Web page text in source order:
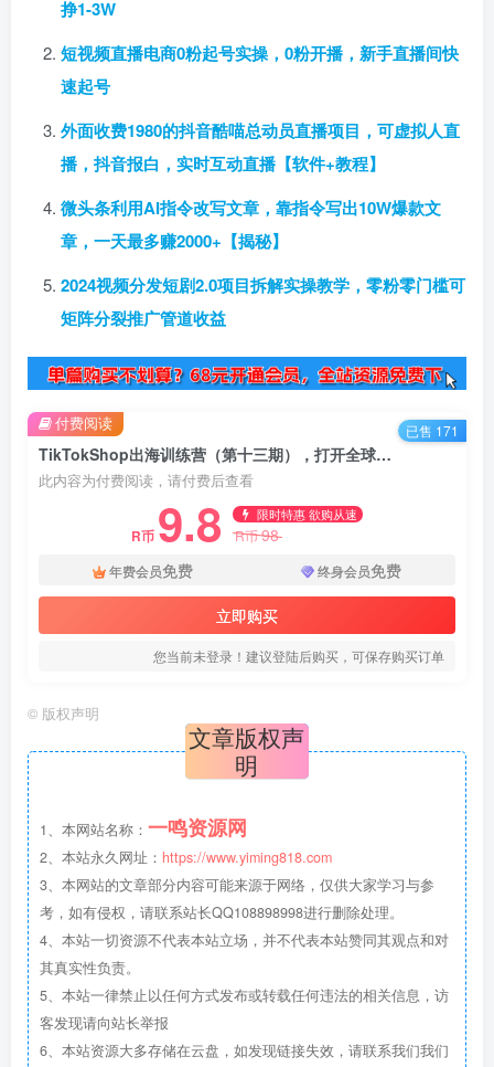
挣1-3W
短视频直播电商0粉起号实操，0粉开播，新手直播间快
速起号
外面收费1980的抖音酷喵总动员直播项目，可虚拟人直
播，抖音报白，实时互动直播【软件+教程】
微头条利用AI指令改写文章，靠指令写出10W爆款文
章，一天最多赚2000+【揭秘】
2024视频分发短剧2.0项目拆解实操教学，零粉零门槛可
矩阵分裂推广管道收益
TikTokShop出海训练营（第十三期），打开全球流量新思维，出海抢占全球新流量，一店卖全球
此内容为付费阅读，请付费后查看
R币 9.8 限时特惠 欲购从速
R币98
年费会员免费 终身会员免费
立即购买
您当前未登录！建议登陆后购买，可保存购买订单
付费阅读 已售 171
© 版权声明
文章版权声
明
1、本网站名称： 一鸣资源网
2、本站永久网址： https://www.yiming818.com
3、本网站的文章部分内容可能来源于网络，仅供大家学习与参
考，如有侵权，请联系站长QQ108898998进行删除处理。
4、本站一切资源不代表本站立场，并不代表本站赞同其观点和对
其真实性负责。
5、本站一律禁止以任何方式发布或转载任何违法的相关信息，访
客发现请向站长举报
6、本站资源大多存储在云盘，如发现链接失效，请联系我们我们